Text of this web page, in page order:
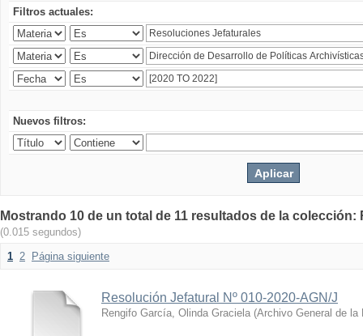
Filtros actuales:
Nuevos filtros:
Mostrando 10 de un total de 11 resultados de la
(0.015 segundos)
1 2 Página siguiente
Resolución Jefatural Nº 010-2020-AGN/J
Rengifo García, Olinda Graciela (Archivo General de la